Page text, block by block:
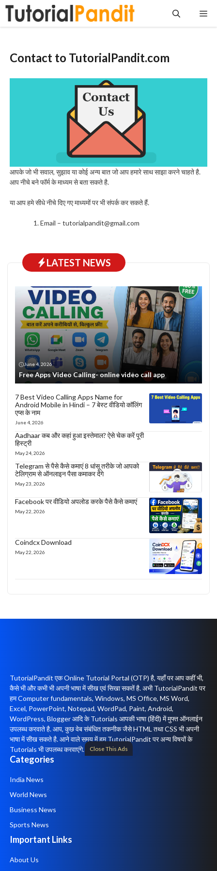
Close This Ads
Skip
content
Contact to TutorialPandit.com
आपके जो भी सवाल, सुझाव या कोई अन्य बात जो आप हमारे साथ साझा करने चाहते है.
आप नीचे बने फॉर्म के माध्यम से बता सकते है.
या आप हमे सीधे नीचे दिए गए माध्यमों पर भी संपर्क कर सकते हैं.
Email – tutorialpandit@gmail.com
LATEST NEWS
June 4, 2026
Free Apps Video Calling- online video call app
7 Best Video Calling Apps Name for
Android Mobile in Hindi – 7 बेस्ट वीडियो कॉलिंग
एप्स के नाम
June 4, 2026
Aadhaar कब और कहां हुआ इस्तेमाल? ऐसे चेक करें पूरी
हिस्ट्री
May 24, 2026
Telegram से पैसे कैसे कमाएं 8 धांसू तरीके जो आपको
टेलिग्राम से ऑनलाइन पैसा कमाकर देंगे
May 23, 2026
Facebook पर वीडियो अपलोड करके पैसे कैसे कमाएं
May 22, 2026
Coindcx Download
May 22, 2026
TutorialPandit एक Online Tutorial Portal (OTP) है, यहाँ पर आप कहीं भी,
कैसे भी और कभी भी अपनी भाषा में सीख एवं सिखा सकतें है. अभी TutorialPandit पर
हम Computer fundamentals, Windows, MS Office, MS Word,
Excel, PowerPoint, Notepad, WordPad, Paint, Android,
WordPress, Blogger आदि के Tutorials आपकी भाषा (हिंदी) में मुफ्त ऑनलाईन
उपलब्ध करवाते है. आप, कुछ वेब संबंधित तकनीक जैसे HTML तथा CSS भी अपनी
भाषा में सीख सकते है. आने वाले समय में हम TutorialPandit पर अन्य विषयों के
Tutorials भी उपलब्ध करवाएंगे.
Categories
India News
World News
Business News
Sports News
Important Links
About Us